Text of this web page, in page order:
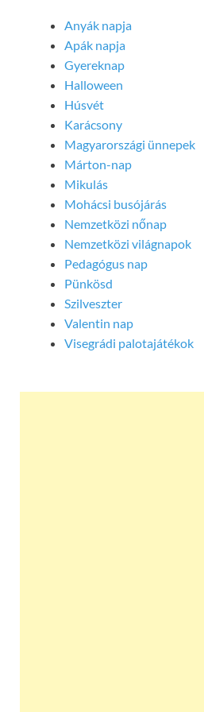
Anyák napja
Apák napja
Gyereknap
Halloween
Húsvét
Karácsony
Magyarországi ünnepek
Márton-nap
Mikulás
Mohácsi busójárás
Nemzetközi nőnap
Nemzetközi világnapok
Pedagógus nap
Pünkösd
Szilveszter
Valentin nap
Visegrádi palotajátékok